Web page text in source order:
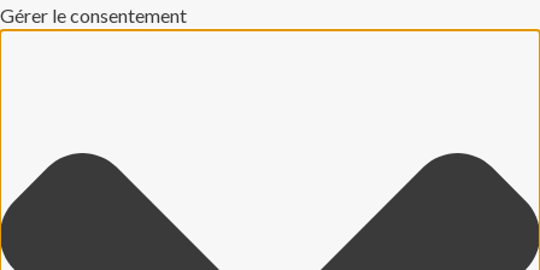
Gérer le consentement